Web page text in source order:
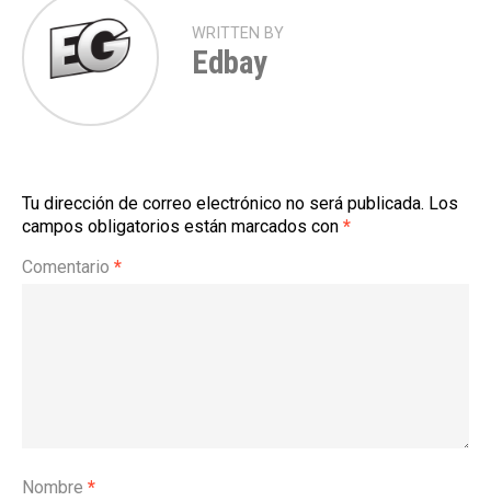
WRITTEN BY
Edbay
Tu dirección de correo electrónico no será publicada. Los
campos obligatorios están marcados con *
Comentario *
Nombre *